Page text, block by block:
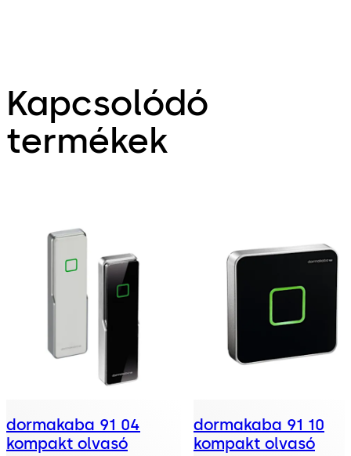
Kapcsolódó
termékek
dormakaba 91 04
kompakt olvasó
dormakaba 91 10
kompakt olvasó